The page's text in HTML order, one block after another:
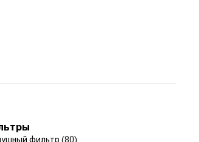
фильтр (80)